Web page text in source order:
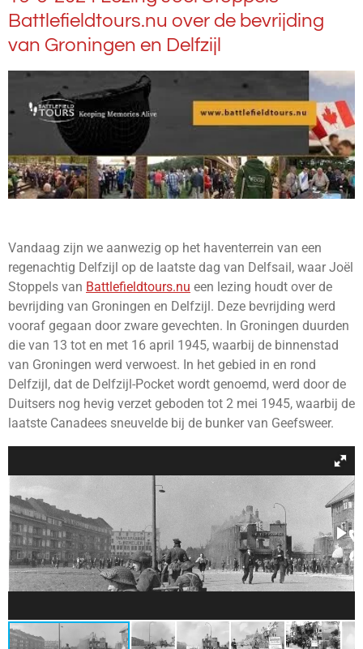
Battlefieldtours.nu over de bevrijding
van Groningen en Delfzijl
Vandaag zijn we aanwezig op het haventerrein van een
regenachtig Delfzijl op de laatste dag van Delfsail, waar Joël
Stoppels van Battlefieldtours.nu een lezing houdt over de
bevrijding van Groningen en Delfzijl. Deze bevrijding werd
vooraf gegaan door zware gevechten. In Groningen duurden
die van 13 tot en met 16 april 1945, waarbij de binnenstad
van Groningen werd verwoest. In het gebied in en rond
Delfzijl, dat de Delfzijl-Pocket wordt genoemd, werd door de
Duitsers nog hevig verzet geboden tot 2 mei 1945, waarbij de
laatste Canadees sneuvelde bij de bunker van Geefsweer.